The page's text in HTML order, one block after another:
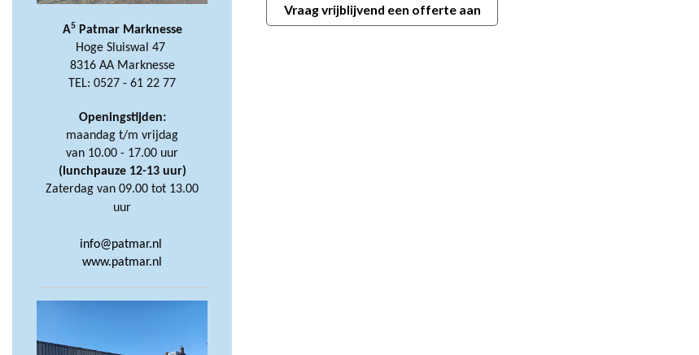
A5Patmar Marknesse
Hoge Sluiswal 47
8316 AA Marknesse
TEL: 0527 - 61 22 77
Openingstijden:
maandag t/m vrijdag
van 10.00 - 17.00 uur
(lunchpauze 12-13 uur)
Zaterdag van 09.00 tot 13.00
uur
info@patmar.nl
www.patmar.nl
Vraag vrijblijvend een offerte aan